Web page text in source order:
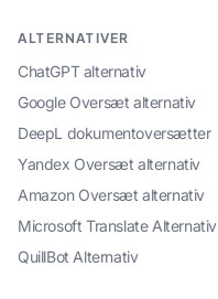
ALTERNATIVER
ChatGPT alternativ
Google Oversæt alternativ
DeepL dokumentoversætter
Yandex Oversæt alternativ
Amazon Oversæt alternativ
Microsoft Translate Alternativ
QuillBot Alternativ